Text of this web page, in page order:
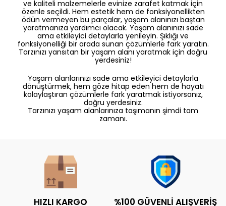
ve kaliteli malzemelerle evinize zarafet katmak için
özenle seçildi. Hem estetik hem de fonksiyonellikten
ödün vermeyen bu parçalar, yaşam alanınızı baştan
yaratmanıza yardımcı olacak. Yaşam alanınızı sade
ama etkileyici detaylarla yenileyin. Şıklığı ve
fonksiyonelliği bir arada sunan çözümlerle fark yaratın.
Tarzınızı yansıtan bir yaşam alanı yaratmak için doğru
yerdesiniz!
Yaşam alanlarınızı sade ama etkileyici detaylarla
dönüştürmek, hem göze hitap eden hem de hayatı
kolaylaştıran çözümlerle fark yaratmak istiyorsanız,
doğru yerdesiniz.
Tarzınızı yaşam alanlarınıza taşımanın şimdi tam
zamanı.
HIZLI KARGO %100 GÜVENLİ ALIŞVERİŞ